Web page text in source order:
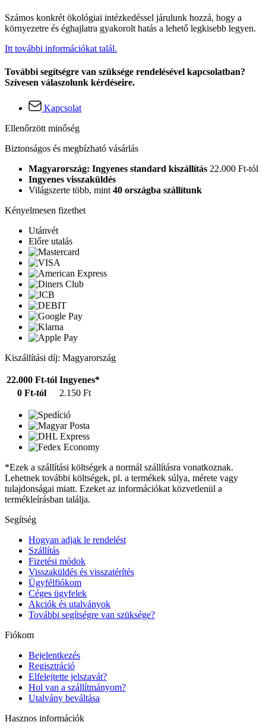
Számos konkrét ökológiai intézkedéssel járulunk hozzá, hogy a
környezetre és éghajlatra gyakorolt hatás a lehető legkisebb legyen.
Itt további információkat talál.
További segítségre van szüksége rendelésével kapcsolatban?
Szívesen válaszolunk kérdéseire.
Kapcsolat
Ellenőrzött minőség
Biztonságos és megbízható vásárlás
Magyarország: Ingyenes standard kiszállítás 22.000 Ft-tól
Ingyenes visszaküldés
Világszerte több, mint40 országba szállítunk
Kényelmesen fizethet
Utánvét
Előre utalás
Kiszállítási díj: Magyarország
22.000 Ft-tól Ingyenes*
0 Ft-tól
2.150 Ft
*Ezek a szállítási költségek a normál szállításra vonatkoznak.
Lehetnek további költségek, pl. a termékek súlya, mérete vagy
tulajdonságai miatt. Ezeket az információkat közvetlenül a
termékleírásban találja.
Segítség
Hogyan adjak le rendelést
Szállítás
Fizetési módok
Visszaküldés és visszatérítés
Ügyfélfiókom
Céges ügyfelek
Akciók és utalványok
További segítségre van szüksége?
Fiókom
Bejelentkezés
Regisztráció
Elfelejtette jelszavát?
Hol van a szállítmányom?
Utalvány beváltása
Hasznos információk